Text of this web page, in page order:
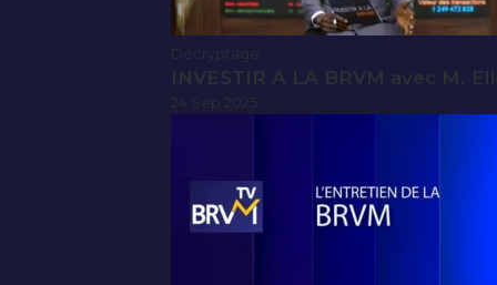
INVESTIR A LA BRVM avec M.